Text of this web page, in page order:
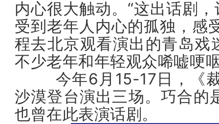
内心很大触动。“这出话剧
受到老年人内心的孤独，感
程去北京观看演出的青岛
不少老年和年轻观众唏嘘哽
今年6月15-17日，《裁
沙漠登台演出三场。巧合的
也曾在此表演话剧。